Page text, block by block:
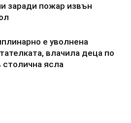
заради пожар извън
е уволнена
влачила деца по
столична ясла